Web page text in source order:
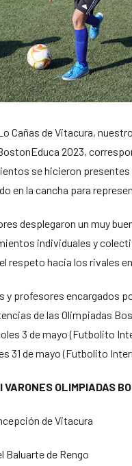
Cañas de Vitacura,
2023,
se hicieron
en la cancha para
desplegaron un muy
individuales y
respeto hacia los rivales
profesores encargados
de las Olimpiadas
3 de mayo (Futbolito
31 de mayo (Futbolito
OLIMPIADAS
de Vitacura
Baluarte de Rengo